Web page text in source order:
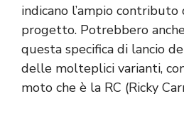
indicano l’ampio
progetto. Potrebbero
questa specifica di lancio
delle molteplici varianti,
moto che è la RC (Ricky